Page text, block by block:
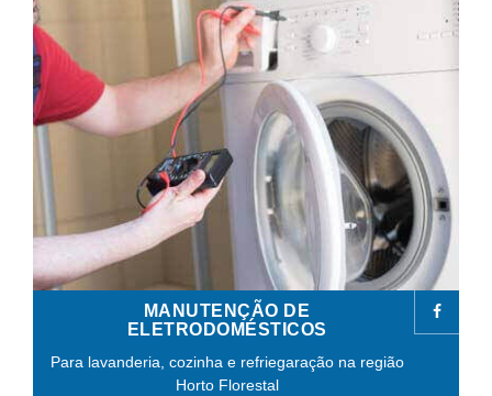
MANUTENÇÃO DE
ELETRODOMÉSTICOS
Para lavanderia, cozinha e refriegaração na região
Horto Florestal